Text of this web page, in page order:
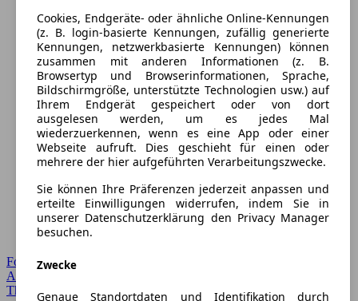
Forum Startseite
Alle Auto-Foren
Themen-Forum
Cookies, Endgeräte- oder ähnliche Online-Kennungen
(z. B. login-basierte Kennungen, zufällig generierte
Kennungen, netzwerkbasierte Kennungen) können
zusammen mit anderen Informationen (z. B.
Browsertyp und Browserinformationen, Sprache,
Bildschirmgröße, unterstützte Technologien usw.) auf
Ihrem Endgerät gespeichert oder von dort
ausgelesen werden, um es jedes Mal
wiederzuerkennen, wenn es eine App oder einer
Webseite aufruft. Dies geschieht für einen oder
mehrere der hier aufgeführten Verarbeitungszwecke.
Sie können Ihre Präferenzen jederzeit anpassen und
erteilte Einwilligungen widerrufen, indem Sie in
unserer Datenschutzerklärung den Privacy Manager
besuchen.
Zwecke
Genaue Standortdaten und Identifikation durch